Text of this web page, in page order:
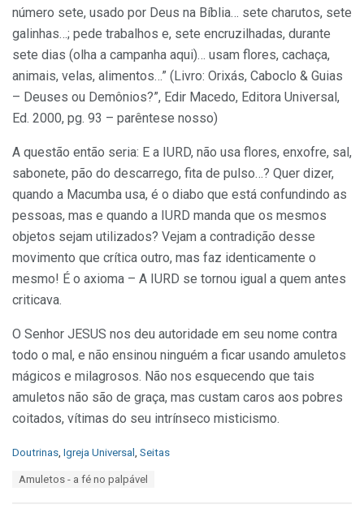
número sete, usado por Deus na Bíblia… sete charutos, sete
galinhas…; pede trabalhos e, sete encruzilhadas, durante
sete dias (olha a campanha aqui)… usam flores, cachaça,
animais, velas, alimentos…” (Livro: Orixás, Caboclo & Guias
– Deuses ou Demônios?”, Edir Macedo, Editora Universal,
Ed. 2000, pg. 93 – parêntese nosso)
A questão então seria: E a IURD, não usa flores, enxofre, sal,
sabonete, pão do descarrego, fita de pulso…? Quer dizer,
quando a Macumba usa, é o diabo que está confundindo as
pessoas, mas e quando a IURD manda que os mesmos
objetos sejam utilizados? Vejam a contradição desse
movimento que crítica outro, mas faz identicamente o
mesmo! É o axioma – A IURD se tornou igual a quem antes
criticava.
O Senhor JESUS nos deu autoridade em seu nome contra
todo o mal, e não ensinou ninguém a ficar usando amuletos
mágicos e milagrosos. Não nos esquecendo que tais
amuletos não são de graça, mas custam caros aos pobres
coitados, vítimas do seu intrínseco misticismo.
C
Doutrinas Igreja Universal Seitas
Amuletos - a fé no palpável